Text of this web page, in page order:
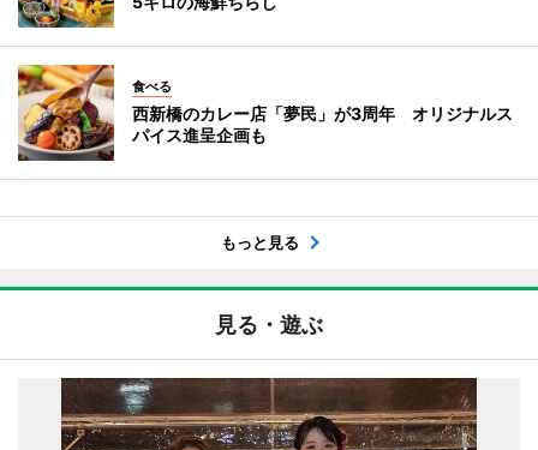
食べる
西新橋のカレー店「夢民」が3周年 オリジナルス
パイス進呈企画も
もっと見る
見る・遊ぶ